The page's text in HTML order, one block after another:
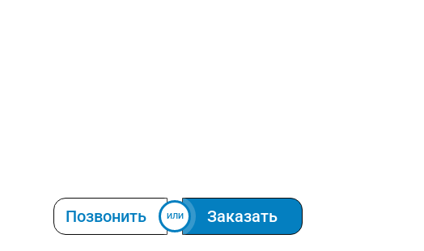
Позвонить ИЛИ Заказать